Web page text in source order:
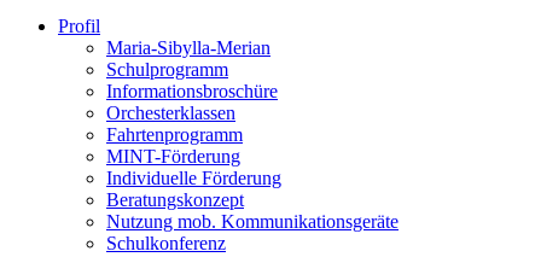
Profil
Maria-Sibylla-Merian
Schulprogramm
Informationsbroschüre
Orchesterklassen
Fahrtenprogramm
MINT-Förderung
Individuelle Förderung
Beratungskonzept
Nutzung mob. Kommunikationsgeräte
Schulkonferenz